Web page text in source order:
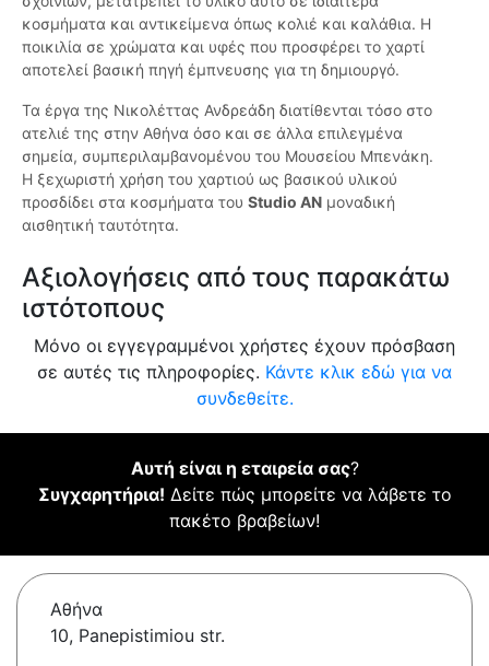
κοσμήματα και αντικείμενα όπως κολιέ και καλάθια. Η
ποικιλία σε χρώματα και υφές που προσφέρει το χαρτί
αποτελεί βασική πηγή έμπνευσης για τη δημιουργό.
Τα έργα της Νικολέττας Ανδρεάδη διατίθενται τόσο στο
ατελιέ της στην Αθήνα όσο και σε άλλα επιλεγμένα
σημεία, συμπεριλαμβανομένου του Μουσείου Μπενάκη.
Η ξεχωριστή χρήση του χαρτιού ως βασικού υλικού
προσδίδει στα κοσμήματα του Studio AN μοναδική
αισθητική ταυτότητα.
Αξιολογήσεις από τους παρακάτω
ιστότοπους
Μόνο οι εγγεγραμμένοι χρήστες έχουν πρόσβαση
σε αυτές τις πληροφορίες. Κάντε κλικ εδώ για να
συνδεθείτε.
Αυτή είναι η εταιρεία σας?
Συγχαρητήρια! Δείτε πώς μπορείτε να λάβετε το
πακέτο βραβείων!
Αθήνα
10, Panepistimiou str.